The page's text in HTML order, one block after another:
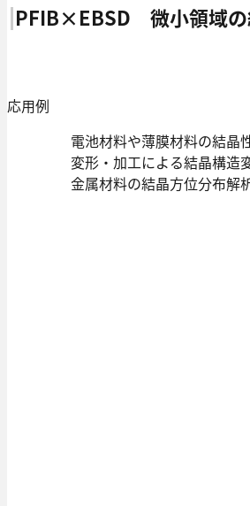
PFIB×EBSD 微小領域の
応用例
電池材料や薄膜材料の結晶
変形・加工による結晶構造
金属材料の結晶方位分布解